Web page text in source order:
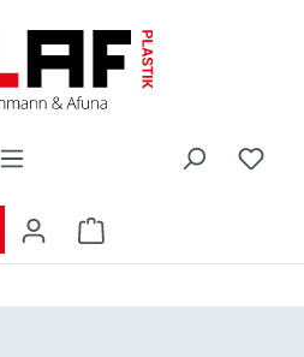
Warenkorb enthält